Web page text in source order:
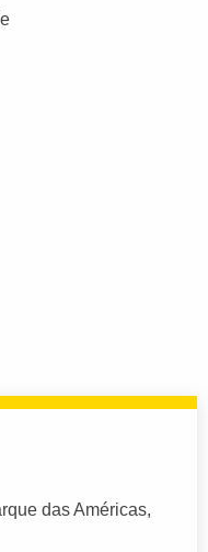
das Américas,